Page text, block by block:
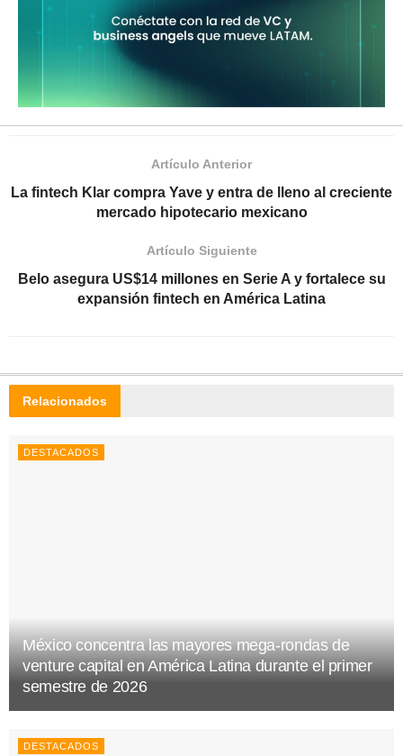
Artículo Anterior
La fintech Klar compra Yave y entra de lleno al creciente
mercado hipotecario mexicano
Artículo Siguiente
Belo asegura US$14 millones en Serie A y fortalece su
expansión fintech en América Latina
Relacionados
DESTACADOS
México concentra las mayores mega-rondas de
venture capital en América Latina durante el primer
semestre de 2026
DESTACADOS